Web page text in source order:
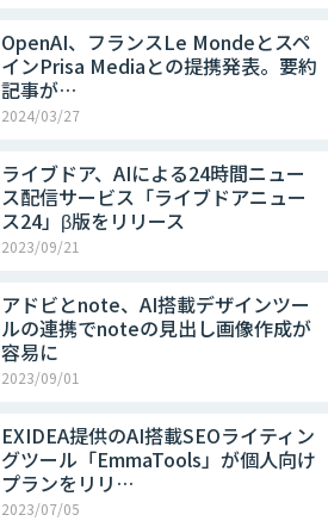
OpenAI、フランスLe Mondeとスペ
インPrisa Mediaとの提携発表。要約
記事が…
2024/03/27
ライブドア、AIによる24時間ニュー
ス配信サービス「ライブドアニュー
ス24」β版をリリース
2023/09/21
アドビとnote、AI搭載デザインツー
ルの連携でnoteの見出し画像作成が
容易に
2023/09/01
EXIDEA提供のAI搭載SEOライティン
グツール「EmmaTools」が個人向け
プランをリリ…
2023/07/05